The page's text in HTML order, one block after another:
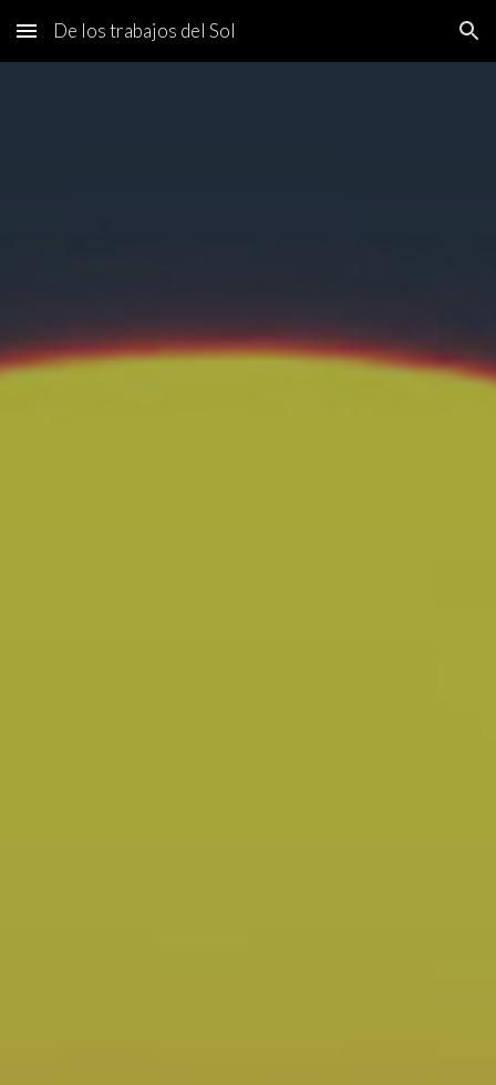
Skip to main content Skip to navigation
De los trabajos del Sol